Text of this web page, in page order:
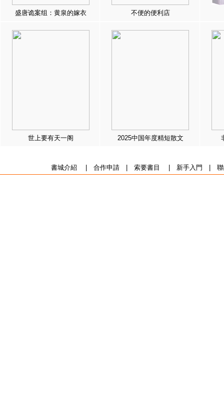
盛唐诡案组：黄泉的嫁衣 不便的便利店
世上要有天一阁 2025中国年度精短散文
書城介紹 合作申請| 索要書目 新手入門